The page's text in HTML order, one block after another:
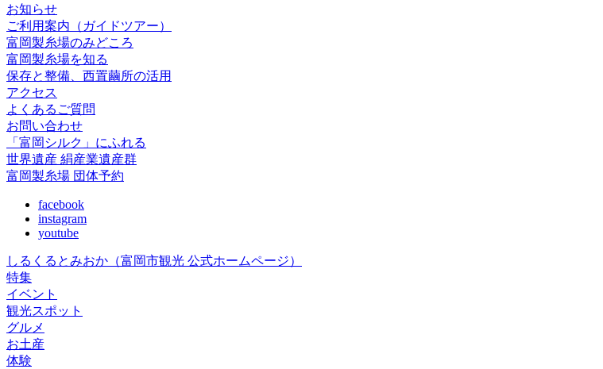
お知らせ
ご利用案内（ガイドツアー）
富岡製糸場のみどころ
富岡製糸場を知る
保存と整備、西置繭所の活用
アクセス
よくあるご質問
お問い合わせ
「富岡シルク」にふれる
世界遺産 絹産業遺産群
富岡製糸場 団体予約
facebook
instagram
youtube
しるくるとみおか （富岡市観光 公式ホームページ）
特集
イベント
観光スポット
グルメ
お土産
体験